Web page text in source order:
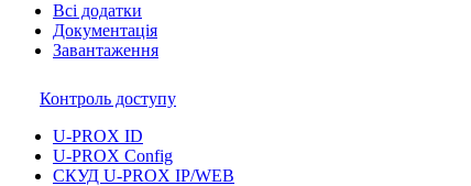
Всі додатки
Документація
Завантаження
Контроль доступу
U-PROX ID
U-PROX Config
СКУД U-PROX IP/WEB